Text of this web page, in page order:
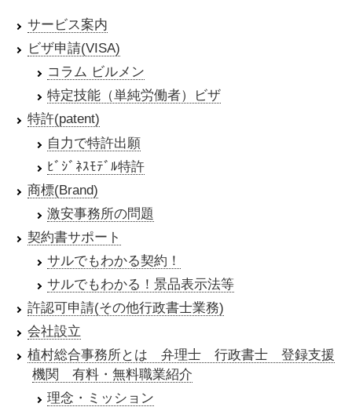
サービス案内
ビザ申請(VISA)
コラム ビルメン
特定技能（単純労働者）ビザ
特許(patent)
自力で特許出願
ﾋﾞｼﾞﾈｽﾓﾃﾞﾙ特許
商標(Brand)
激安事務所の問題
契約書サポート
サルでもわかる契約！
サルでもわかる！景品表示法等
許認可申請(その他行政書士業務)
会社設立
植村総合事務所とは 弁理士 行政書士 登録支援
機関 有料・無料職業紹介
理念・ミッション